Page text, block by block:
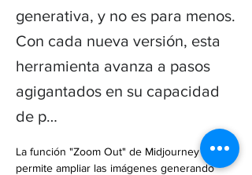
generativa, y no es para menos.
Con cada nueva versión, esta
herramienta avanza a pasos
agigantados en su capacidad
de p…
La función "Zoom Out" de Midjourney 5.2
permite ampliar las imágenes generando